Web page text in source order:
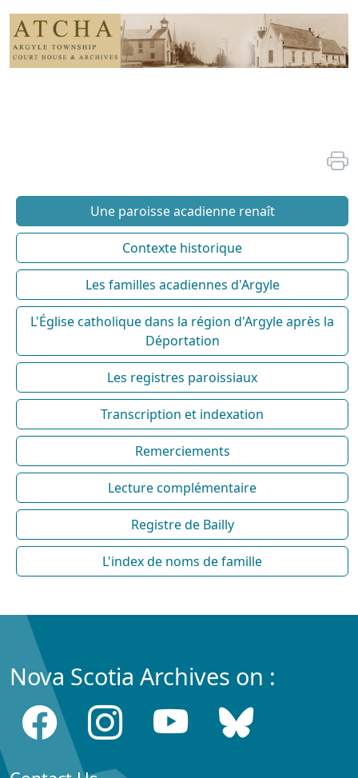
Une paroisse acadienne renaît
Contexte historique
Les familles acadiennes d'Argyle
L'Église catholique dans la région d'Argyle après la
Déportation
Les registres paroissiaux
Transcription et indexation
Remerciements
Lecture complémentaire
Registre de Bailly
L'index de noms de famille
Nova Scotia Archives on :